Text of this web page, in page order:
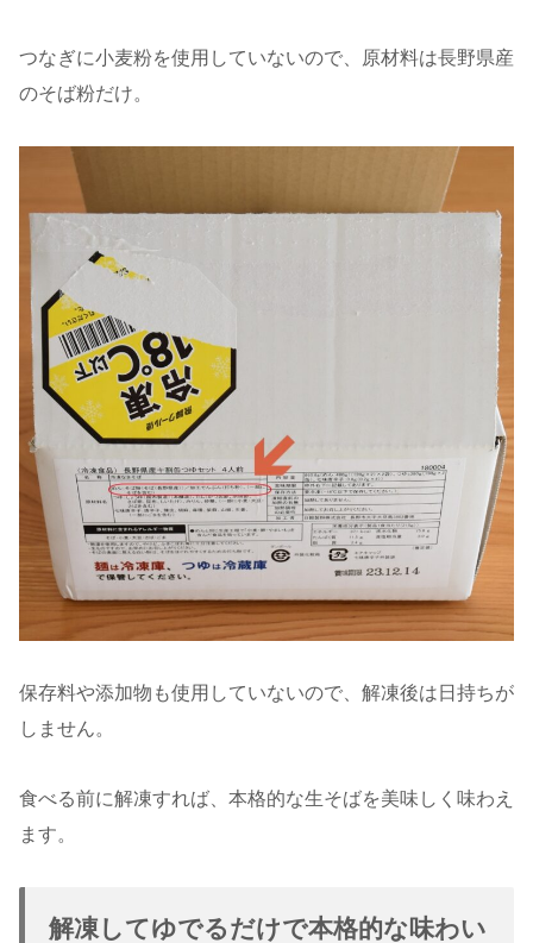
つなぎに小麦粉を使用していないので、原材料は長野県産
のそば粉だけ。
保存料や添加物も使用していないので、解凍後は日持ちが
しません。
食べる前に解凍すれば、本格的な生そばを美味しく味わえ
ます。
解凍してゆでるだけで本格的な味わい